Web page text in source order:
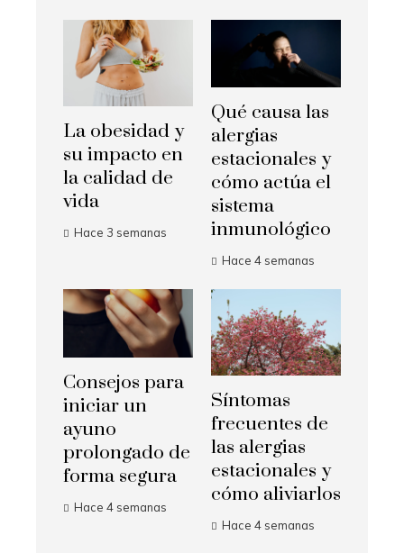
La obesidad y
su impacto en
la calidad de
vida
Hace 3 semanas
Qué causa las
alergias
estacionales y
cómo actúa el
sistema
inmunológico
Hace 4 semanas
Consejos para
iniciar un
ayuno
prolongado de
forma segura
Hace 4 semanas
Síntomas
frecuentes de
las alergias
estacionales y
cómo aliviarlos
Hace 4 semanas